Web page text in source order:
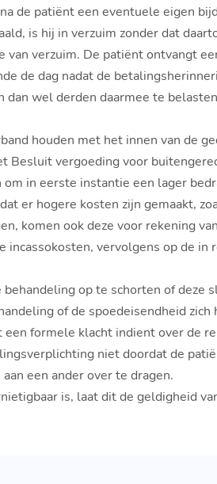
de patiënt een eventuele eigen
is hij in verzuim zonder dat
verzuim. De patiënt ontvangt
de dag nadat de
wel derden daarmee te
houden met het innen van de
vergoeding voor
in eerste instantie een lager
er hogere kosten zijn gemaakt,
komen ook deze voor rekening
vervolgens op de
op te schorten of
of de spoedeisendheid zich
formele klacht indient over de
niet doordat de
een ander over te dragen.
is, laat dit de geldigheid